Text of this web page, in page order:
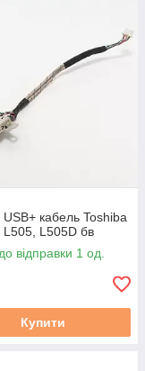
кабель Toshiba
L505, L505D бв
відправки 1 од.
Купити